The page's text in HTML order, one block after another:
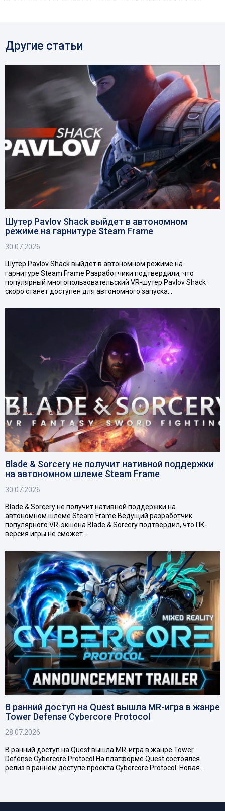
Другие статьи
Шутер Pavlov Shack выйдет в автономном
режиме на гарнитуре Steam Frame
30.07.2026
Шутер Pavlov Shack выйдет в автономном режиме на
гарнитуре Steam Frame Разработчики подтвердили, что
популярный многопользовательский VR-шутер Pavlov Shack
скоро станет доступен для автономного запуска…
Blade & Sorcery не получит нативной поддержки
на автономном шлеме Steam Frame
30.07.2026
Blade & Sorcery не получит нативной поддержки на
автономном шлеме Steam Frame Ведущий разработчик
популярного VR-экшена Blade & Sorcery подтвердил, что ПК-
версия игры не сможет…
В ранний доступ на Quest вышла MR-игра в жанре
Tower Defense Cybercore Protocol
28.07.2026
В ранний доступ на Quest вышла MR-игра в жанре Tower
Defense Cybercore Protocol На платформе Quest состоялся
релиз в раннем доступе проекта Cybercore Protocol. Новая…